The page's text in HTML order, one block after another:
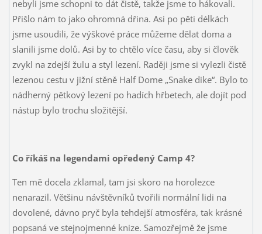
nebyli jsme schopni to dát čistě, takže jsme to hákovali.
Přišlo nám to jako ohromná dřina. Asi po pěti délkách
jsme usoudili, že výškové práce můžeme dělat doma a
slanili jsme dolů. Asi by to chtělo více času, aby si člověk
zvykl na zdejší žulu a styl lezení. Raději jsme si vylezli čistě
lezenou cestu v jižní stěně Half Dome „Snake dike“. Bylo to
nádherný pětkový lezení po hadích hřbetech, ale dojít pod
nástup bylo trochu složitější.
Co říkáš na legendami opředený Camp 4?
Ten mě docela zklamal, tam jsi skoro na horolezce
nenarazil. Většinu návštěvníků tvořili normální lidi na
dovolené, dávno pryč byla tehdejší atmosféra, tak krásné
popsaná ve stejnojmenné knize. Samozřejmě že jsme